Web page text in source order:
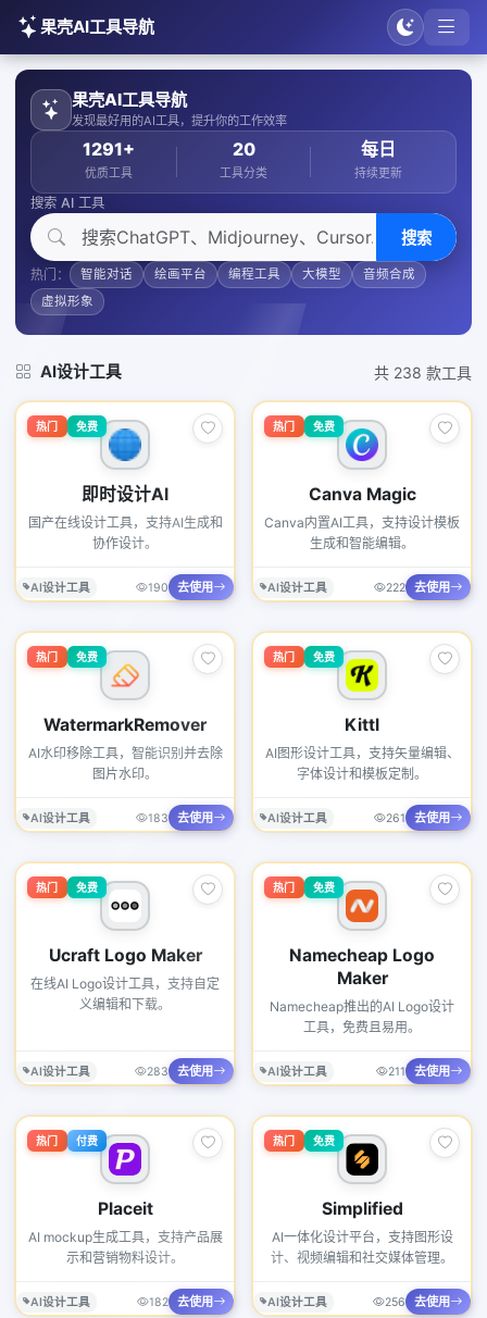
果壳AI工具导航
果壳AI工具导航
发现最好用的AI工具，提升你的工作效率
1291+
优质工具
20
工具分类
每日
持续更新
搜索 AI 工具
搜索
热门： 智能对话 绘画平台 编程工具 大模型
音频合成
虚拟形象
AI设计工具 共 238 款工具
热门 免费
即时设计AI
国产在线设计工具，支持AI生成和
协作设计。
AI设计工具 190 去使用
热门 免费
Canva Magic
Canva内置AI工具，支持设计模板
生成和智能编辑。
AI设计工具 222 去使用
热门 免费
WatermarkRemover
AI水印移除工具，智能识别并去除
图片水印。
AI设计工具 183 去使用
热门 免费
Kittl
AI图形设计工具，支持矢量编辑、
字体设计和模板定制。
AI设计工具 261 去使用
热门 免费
Ucraft Logo Maker
在线AI Logo设计工具，支持自定
义编辑和下载。
AI设计工具 283 去使用
热门 免费
Namecheap Logo
Maker
Namecheap推出的AI Logo设计
工具，免费且易用。
AI设计工具 211 去使用
热门 付费
Placeit
AI mockup生成工具，支持产品展
示和营销物料设计。
AI设计工具 182 去使用
热门 免费
Simplified
AI一体化设计平台，支持图形设
计、视频编辑和社交媒体管理。
AI设计工具 256 去使用